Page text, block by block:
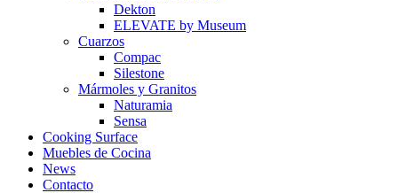
Dekton
ELEVATE by Museum
Cuarzos
Compac
Silestone
Mármoles y Granitos
Naturamia
Sensa
Cooking Surface
Muebles de Cocina
News
Contacto